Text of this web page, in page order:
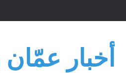
أخبار